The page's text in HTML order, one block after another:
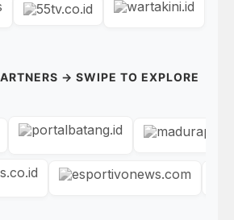
→ SWIPE TO EXPLORE